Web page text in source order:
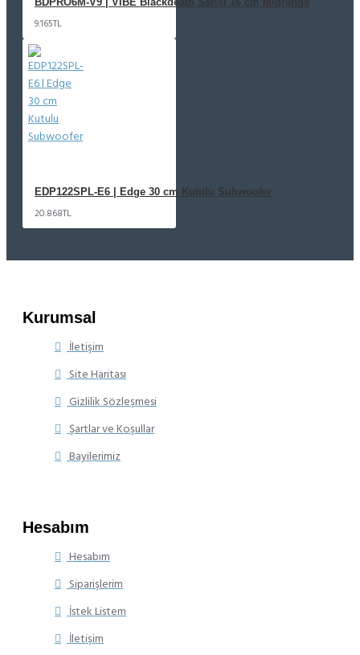
9.165TL
EDP122SPL-E6 | Edge 30 cm Kutulu Subwoofer
20.868TL
Kurumsal
İletişim
Site Haritası
Gizlilik Sözleşmesi
Şartlar ve Koşullar
Bayilerimiz
Hesabım
Hesabım
Siparişlerim
İstek Listem
İletişim